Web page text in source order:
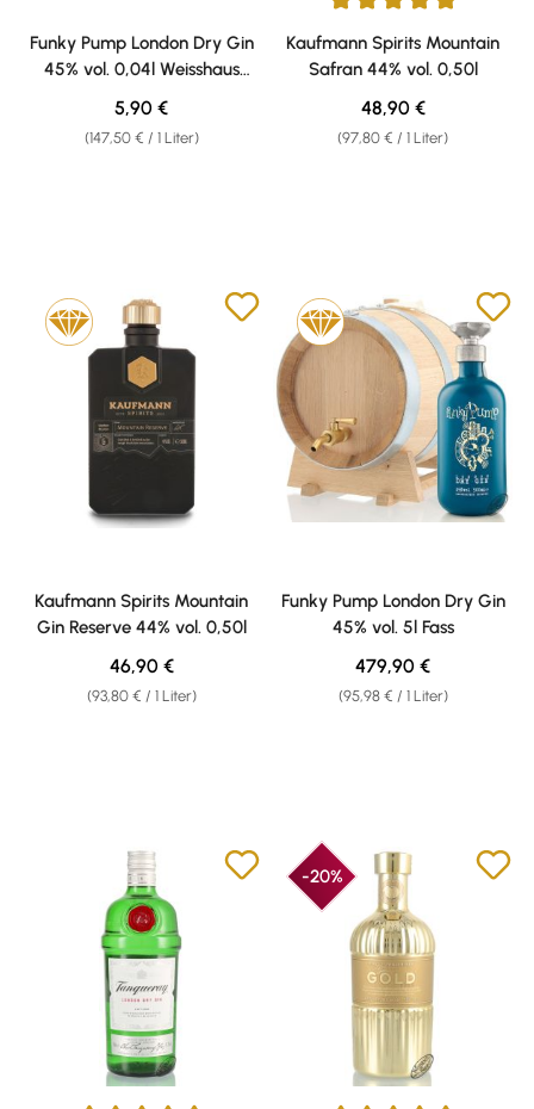
Funky Pump London Dry Gin
45% vol. 0,04l Weisshaus
Sample
(147,50 € / 1 Liter)
Regulärer Preis:
5,90 €
Durchschnittliche Bewertung
Kaufmann Spirits Mountain
Safran 44% vol. 0,50l
(97,80 € / 1 Liter)
Regulärer Preis:
48,90 €
Kaufmann Spirits Mountain
Gin Reserve 44% vol. 0,50l
(93,80 € / 1 Liter)
Regulärer Preis:
46,90 €
Funky Pump London Dry Gin
45% vol. 5l Fass
(95,98 € / 1 Liter)
Regulärer Preis:
479,90 €
-20%